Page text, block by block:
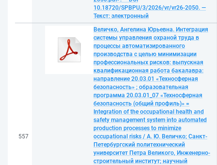
10.18720/SPBPU/3/2026/vr/vr26-2050. —
Текст: электронный
557
Величко, Ангелина Юрьевна. Интеграция
системы управления охраной труда в
процессы автоматизированного
производства с целью минимизации
профессиональных рисков: выпускная
квалификационная работа бакалавра:
направление 20.03.01 «Техносферная
безопасность» ; образовательная
программа 20.03.01_07 «Техносферная
безопасность (общий профиль)» =
Integration of the occupational health and
safety management system into automated
production processes to minimize
occupational risks / А. Ю. Величко; Санкт-
Петербургский политехнический
университет Петра Великого, Инженерно-
строительный институт; научный